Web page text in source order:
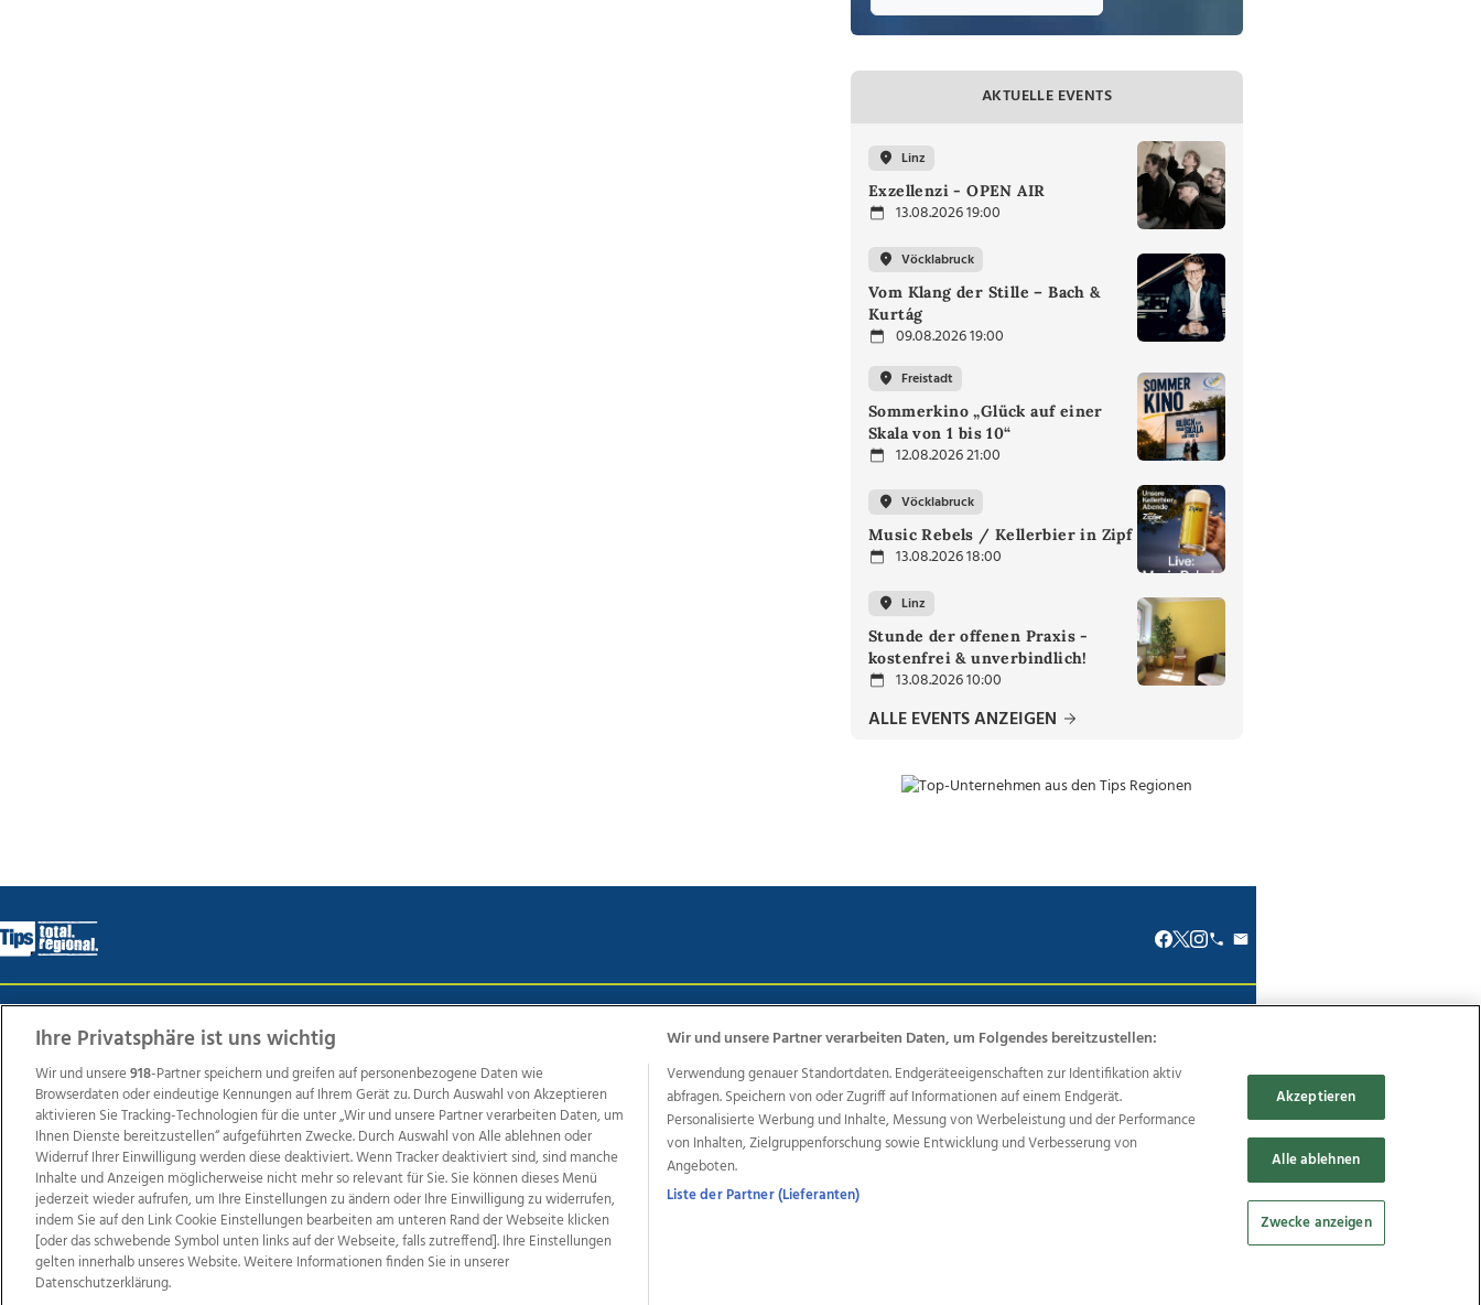
AKTUELLE EVENTS
Linz
Exzellenzi - OPEN AIR
13.08.2026 19:00
Vöcklabruck
Vom Klang der Stille – Bach &
Kurtág
09.08.2026 19:00
Freistadt
Sommerkino „Glück auf einer
Skala von 1 bis 10“
12.08.2026 21:00
Vöcklabruck
Music Rebels / Kellerbier in Zipf
13.08.2026 18:00
Linz
Stunde der offenen Praxis -
kostenfrei & unverbindlich!
13.08.2026 10:00
ALLE EVENTS ANZEIGEN
Wir über uns Mediadaten Kontakt AGB Anzeigekunden AGB Website Ehrenkodex Politische Werbung
Weitere Angebote des Medienhauses Wimmer
TV1 di-mog-i.at OÖNow Ischler Woche Life Radio OÖNachrichten OÖN Immobilien OÖN Karriere OÖN Reise
Promenaden Galerien
Regionaljobs
wasistlos.at wirtrauern.at
Copyrights © 2026 Tips Zeitungs GmbH & Co KG
Ihre Privatsphäre ist uns wichtig
Wir und unsere918-Partner speichern und greifen auf personenbezogene Daten wie
Browserdaten oder eindeutige Kennungen auf Ihrem Gerät zu. Durch Auswahl von Akzeptieren
aktivieren Sie Tracking-Technologien für die unter „Wir und unsere Partner verarbeiten Daten, um
Ihnen Dienste bereitzustellen“ aufgeführten Zwecke. Durch Auswahl von Alle ablehnen oder
Widerruf Ihrer Einwilligung werden diese deaktiviert. Wenn Tracker deaktiviert sind, sind manche
Inhalte und Anzeigen möglicherweise nicht mehr so relevant für Sie. Sie können dieses Menü
jederzeit wieder aufrufen, um Ihre Einstellungen zu ändern oder Ihre Einwilligung zu widerrufen,
indem Sie auf den Link Cookie Einstellungen bearbeiten am unteren Rand der Webseite klicken
[oder das schwebende Symbol unten links auf der Webseite, falls zutreffend]. Ihre Einstellungen
gelten innerhalb unseres Website. Weitere Informationen finden Sie in unserer
Datenschutzerklärung.
Wir und unsere Partner verarbeiten Daten, um Folgendes bereitzustellen:
Verwendung genauer Standortdaten. Endgeräteeigenschaften zur Identifikation aktiv
abfragen. Speichern von oder Zugriff auf Informationen auf einem Endgerät.
Personalisierte Werbung und Inhalte, Messung von Werbeleistung und der Performance
von Inhalten, Zielgruppenforschung sowie Entwicklung und Verbesserung von
Angeboten.
Liste der Partner (Lieferanten)
Akzeptieren
Alle ablehnen
Zwecke anzeigen